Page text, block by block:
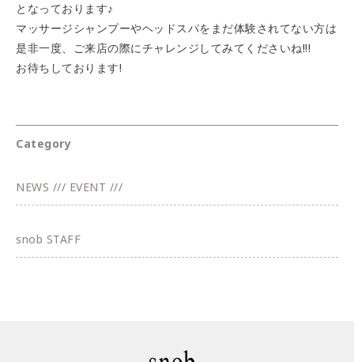
となっております♪
マッサージシャンプーやヘッドスパをまだ体験されてない方は
是非一度、ご来店の際にチャレンジしてみてくださいね!!!
お待ちしております!
Category
NEWS /// EVENT ///
snob STAFF